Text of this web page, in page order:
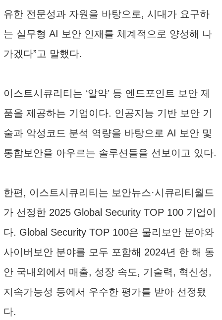
유한 전문성과 자원을 바탕으로, 시대가 요구하
는 실무형 AI 보안 인재를 체계적으로 양성해 나
가겠다”고 말했다.
이스트시큐리티는 ‘알약’ 등 엔드포인트 보안 제
품을 제공하는 기업이다. 인공지능 기반 보안 기
술과 악성코드 분석 역량을 바탕으로 AI 보안 및
통합보안을 아우르는 솔루션들을 선보이고 있다.
한편, 이스트시큐리티는 보안뉴스·시큐리티월드
가 선정한 2025 Global Security TOP 100 기업이
다. Global Security TOP 100은 물리보안 분야와
사이버보안 분야를 모두 포함해 2024년 한 해 동
안 국내외에서 매출, 성장 속도, 기술력, 혁신성,
지속가능성 등에서 우수한 평가를 받아 선정됐
다.